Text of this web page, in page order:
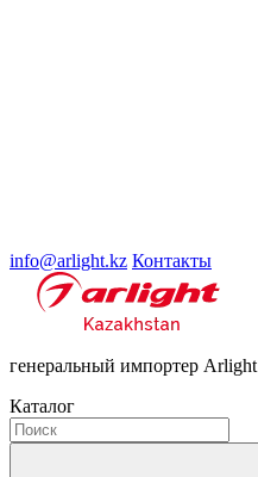
info@arlight.kz Контакты
генеральный импортер Arlight
Каталог